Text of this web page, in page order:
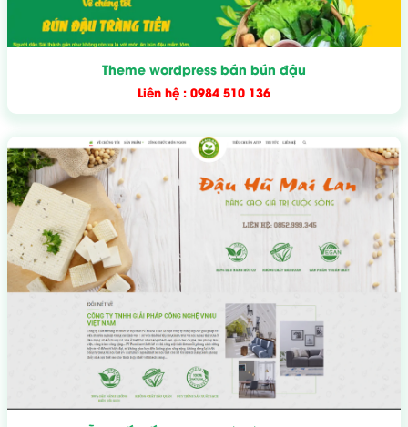
Theme wordpress bán bún đậu
Liên hệ : 0984 510 136